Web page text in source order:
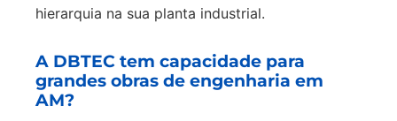
hierarquia na sua planta industrial.
A DBTEC tem capacidade para
grandes obras de engenharia em
AM?